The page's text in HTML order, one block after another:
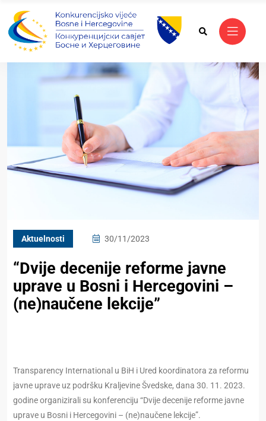
Aktuelnosti 30/11/2023
“Dvije decenije reforme javne
uprave u Bosni i Hercegovini –
(ne)naučene lekcije”
Transparency International u BiH i Ured koordinatora za reformu
javne uprave uz podršku Kraljevine Švedske, dana 30. 11. 2023.
godine organizirali su konferenciju “Dvije decenije reforme javne
uprave u Bosni i Hercegovini – (ne)naučene lekcije”.